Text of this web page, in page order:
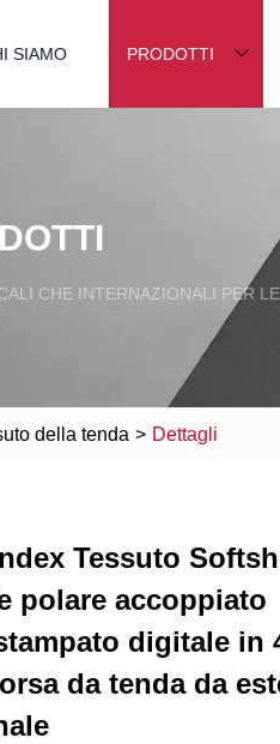
SIAMO PRODOTTI
CHE INTERNAZIONALI PER
della tenda > Dettagli
Tessuto
polare accoppiato
digitale in
da tenda da